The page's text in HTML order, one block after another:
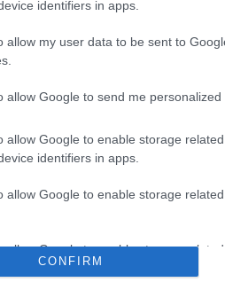
identifiers in apps.
allow my user data to be sent to
allow Google to send me personalized
allow Google to enable storage
identifiers in apps.
allow Google to enable storage
allow Google to enable storage related
CONFIRM
για την
Σημαντική απώλεια